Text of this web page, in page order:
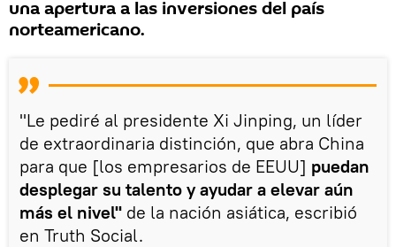
una apertura a las inversiones del país
norteamericano.
"Le pediré al presidente Xi Jinping, un líder
de extraordinaria distinción, que abra China
para que [los empresarios de EEUU] puedan
desplegar su talento y ayudar a elevar aún
más el nivel" de la nación asiática, escribió
en Truth Social.